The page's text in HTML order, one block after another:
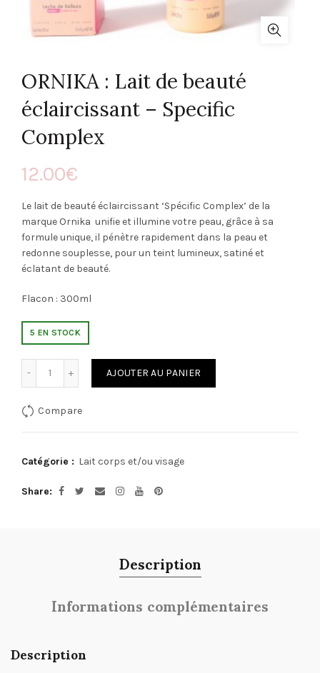
ORNIKA : Lait de beauté
éclaircissant – Specific
Complex
12.00€
Le lait de beauté éclaircissant ‘Spécific Complex’ de la
marque Ornika unifie et illumine votre peau, grâce à sa
formule unique, il pénètre rapidement dans la peau et
redonne souplesse, pour un teint lumineux, satiné et
éclatant de beauté.
Flacon : 300ml
5 EN STOCK
AJOUTER AU PANIER
Compare
Catégorie : Lait corps et/ou visage
Share
Description
Informations complémentaires
Description